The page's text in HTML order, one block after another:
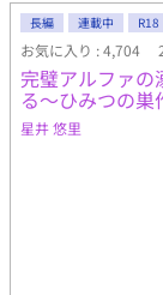
長編 連載中 R18
お気に入り : 4,704
完璧アルファ
る～ひみつの巣
星井 悠里